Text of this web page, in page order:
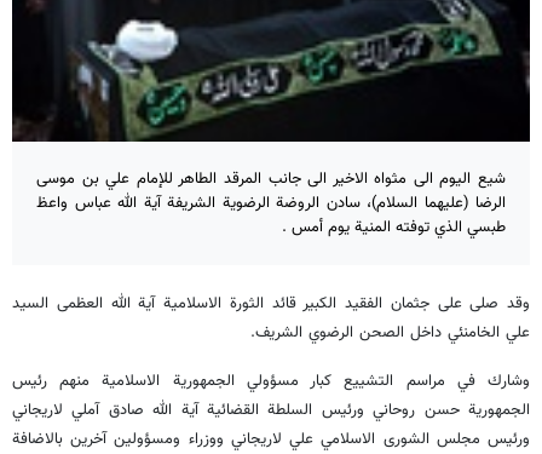
شيع اليوم الى مثواه الاخير الى جانب المرقد الطاهر للإمام علي بن موسى
الرضا (عليهما السلام)، سادن الروضة الرضوية الشريفة آية الله عباس واعظ
طبسي الذي توفته المنية يوم أمس .
وقد صلى على جثمان الفقيد الكبير قائد الثورة الاسلامية آية الله العظمى السيد
علي الخامنئي داخل الصحن الرضوي الشريف.
وشارك في مراسم التشييع كبار مسؤولي الجمهورية الاسلامية منهم رئيس
الجمهورية حسن روحاني ورئيس السلطة القضائية آية الله صادق آملي لاريجاني
ورئيس مجلس الشورى الاسلامي علي لاريجاني ووزراء ومسؤولين آخرين بالاضافة